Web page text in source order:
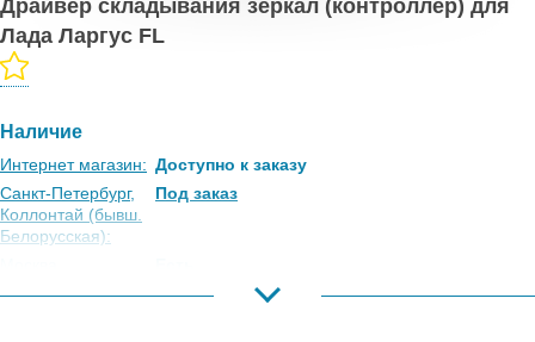
Драйвер складывания зеркал (контроллер) для
Лада Ларгус FL
Наличие
Интернет магазин: Доступно к заказу
Санкт-Петербург,
Коллонтай (бывш.
Белорусская):
Под заказ